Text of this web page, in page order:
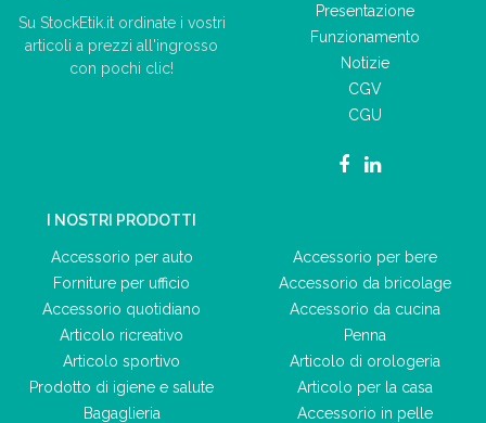
Su StockEtik.it ordinate i vostri
articoli a prezzi all'ingrosso
con pochi clic!
Presentazione
Funzionamento
Notizie
CGV
CGU
I NOSTRI PRODOTTI
Accessorio per auto
Forniture per ufficio
Accessorio quotidiano
Articolo ricreativo
Articolo sportivo
Prodotto di igiene e salute
Bagaglieria
Accessorio per bere
Accessorio da bricolage
Accessorio da cucina
Penna
Articolo di orologeria
Articolo per la casa
Accessorio in pelle